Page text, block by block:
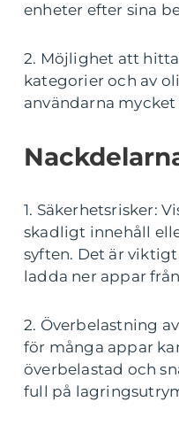
enheter efter sina
2. Möjlighet att
kategorier och av
användarna
1. Säkerhetsrisker:
skadligt innehåll
syften. Det är
ladda ner appar
2. Överbelastning
för många appar
överbelastad och
full på